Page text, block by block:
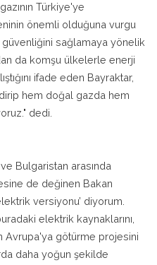
Türkiye'ye
önemli olduğuna vurgu
güvenliğini sağlamaya yönelik
da komşu ülkelerle enerji
ifade eden Bayraktar,
hem doğal gazda hem
dedi.
Bulgaristan arasında
de değinen Bakan
versiyonu’ diyorum.
elektrik kaynaklarını,
Avrupa'ya götürme projesini
daha yoğun şekilde